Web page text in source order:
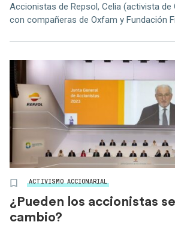
Accionistas de Repsol, Celia (activista de
con compañeras de Oxfam y Fundación
ACTIVISMO ACCIONARIAL
¿Pueden los accionistas
cambio?